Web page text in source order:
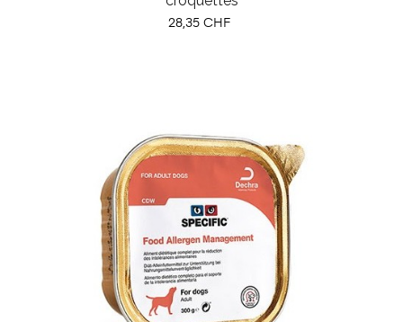
Prix
28,35 CHF